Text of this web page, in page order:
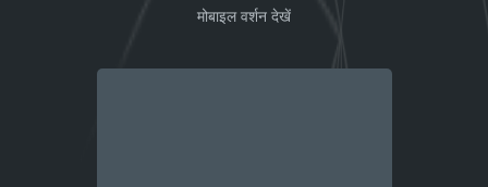
मोबाइल वर्शन देखें